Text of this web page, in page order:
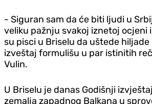
- Siguran sam da će biti ljudi u
veliku pažnju svakoj iznetoj ocjeni
su pisci u Briselu da uštede
izveštaj formulišu u par istinitih
Vulin.
U Briselu je danas Godišnji
zemalja zapadnog Balkana u